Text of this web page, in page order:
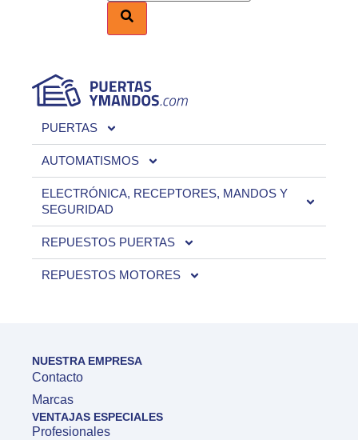
PUERTAS
AUTOMATISMOS
ELECTRÓNICA, RECEPTORES, MANDOS Y
SEGURIDAD
REPUESTOS PUERTAS
REPUESTOS MOTORES
NUESTRA EMPRESA
Contacto
Marcas
VENTAJAS ESPECIALES
Profesionales